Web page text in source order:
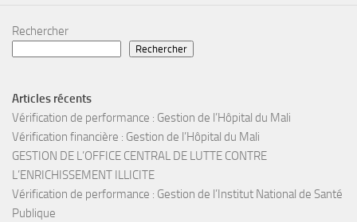
Rechercher
Rechercher
Articles récents
Vérification de performance : Gestion de l’Hôpital du Mali
Vérification financière : Gestion de l’Hôpital du Mali
GESTION DE L’OFFICE CENTRAL DE LUTTE CONTRE
L’ENRICHISSEMENT ILLICITE
Vérification de performance : Gestion de l’Institut National de Santé
Publique